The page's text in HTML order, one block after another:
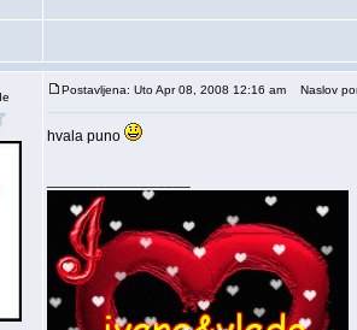
Postavljena: Uto Apr 08, 2008 12:16 am Naslov
hvala puno